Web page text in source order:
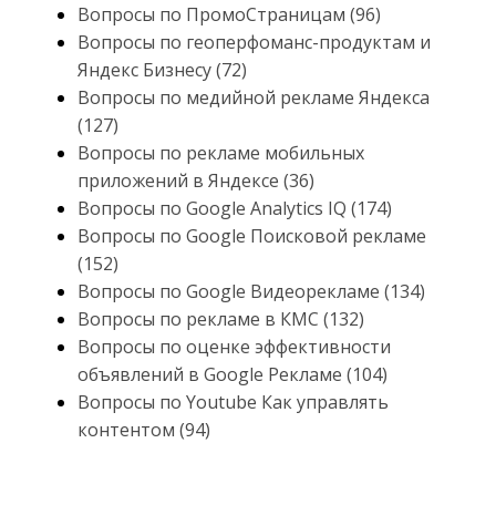
Вопросы по ПромоСтраницам (96)
Вопросы по геоперфоманс-продуктам и
Яндекс Бизнесу (72)
Вопросы по медийной рекламе Яндекса
(127)
Вопросы по рекламе мобильных
приложений в Яндексе (36)
Вопросы по Google Analytics IQ (174)
Вопросы по Google Поисковой рекламе
(152)
Вопросы по Google Видеорекламе (134)
Вопросы по рекламе в КМС (132)
Вопросы по оценке эффективности
объявлений в Google Рекламе (104)
Вопросы по Youtube Как управлять
контентом (94)